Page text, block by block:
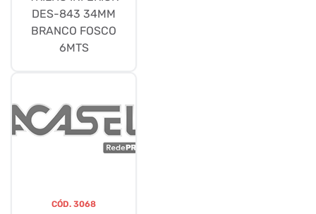
DES-843 34MM
BRANCO FOSCO
6MTS
CÓD. 3068